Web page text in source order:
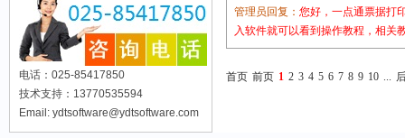
电话：025-85417850
技术支持：13770535594
Email: ydtsoftware@ydtsoftware.com
管理员回复： 您好，一点通票据打
入软件就可以看到操作教程，相关
首页 前页 1 2 3 4 5 6 7 8 9 10 ...